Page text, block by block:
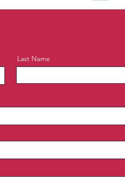
Last Name